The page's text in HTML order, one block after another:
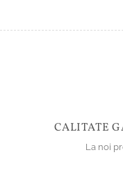
CALITATE
La noi